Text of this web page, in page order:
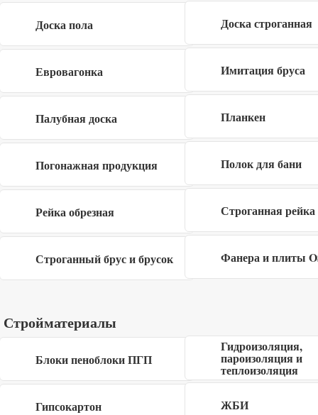
Доска пола Доска строганная
Евровагонка Имитация бруса
Палубная доска Планкен
Погонажная продукция Полок для бани
Рейка обрезная Строганная рейка
Строганный брус и брусок Фанера и плиты
Стройматериалы
Блоки пеноблоки ПГП
Гидроизоляция,
пароизоляция и
теплоизоляция
Гипсокартон ЖБИ
руб/шт
-5%
Брус обрезной
1 664руб
1 573
-5%
Брус обрезной
100x200x6000 мм ГОСТ
2 288руб
2 163
-6%
Брус обрезной
150x150x6000 мм ГОСТ
2 615руб
-5%
Брус обрезной
150x200x6000 мм ГОСТ
3 660
-5%
Брус обрезной
200x200x6000 мм ГОСТ